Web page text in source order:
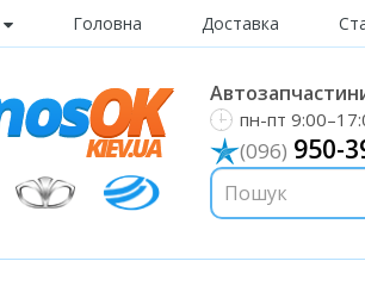
Головна Доставка
пн-пт
(096) 950-